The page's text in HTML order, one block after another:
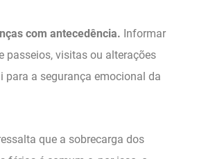
com antecedência. Informar
passeios, visitas ou alterações
para a segurança emocional da
que a sobrecarga dos